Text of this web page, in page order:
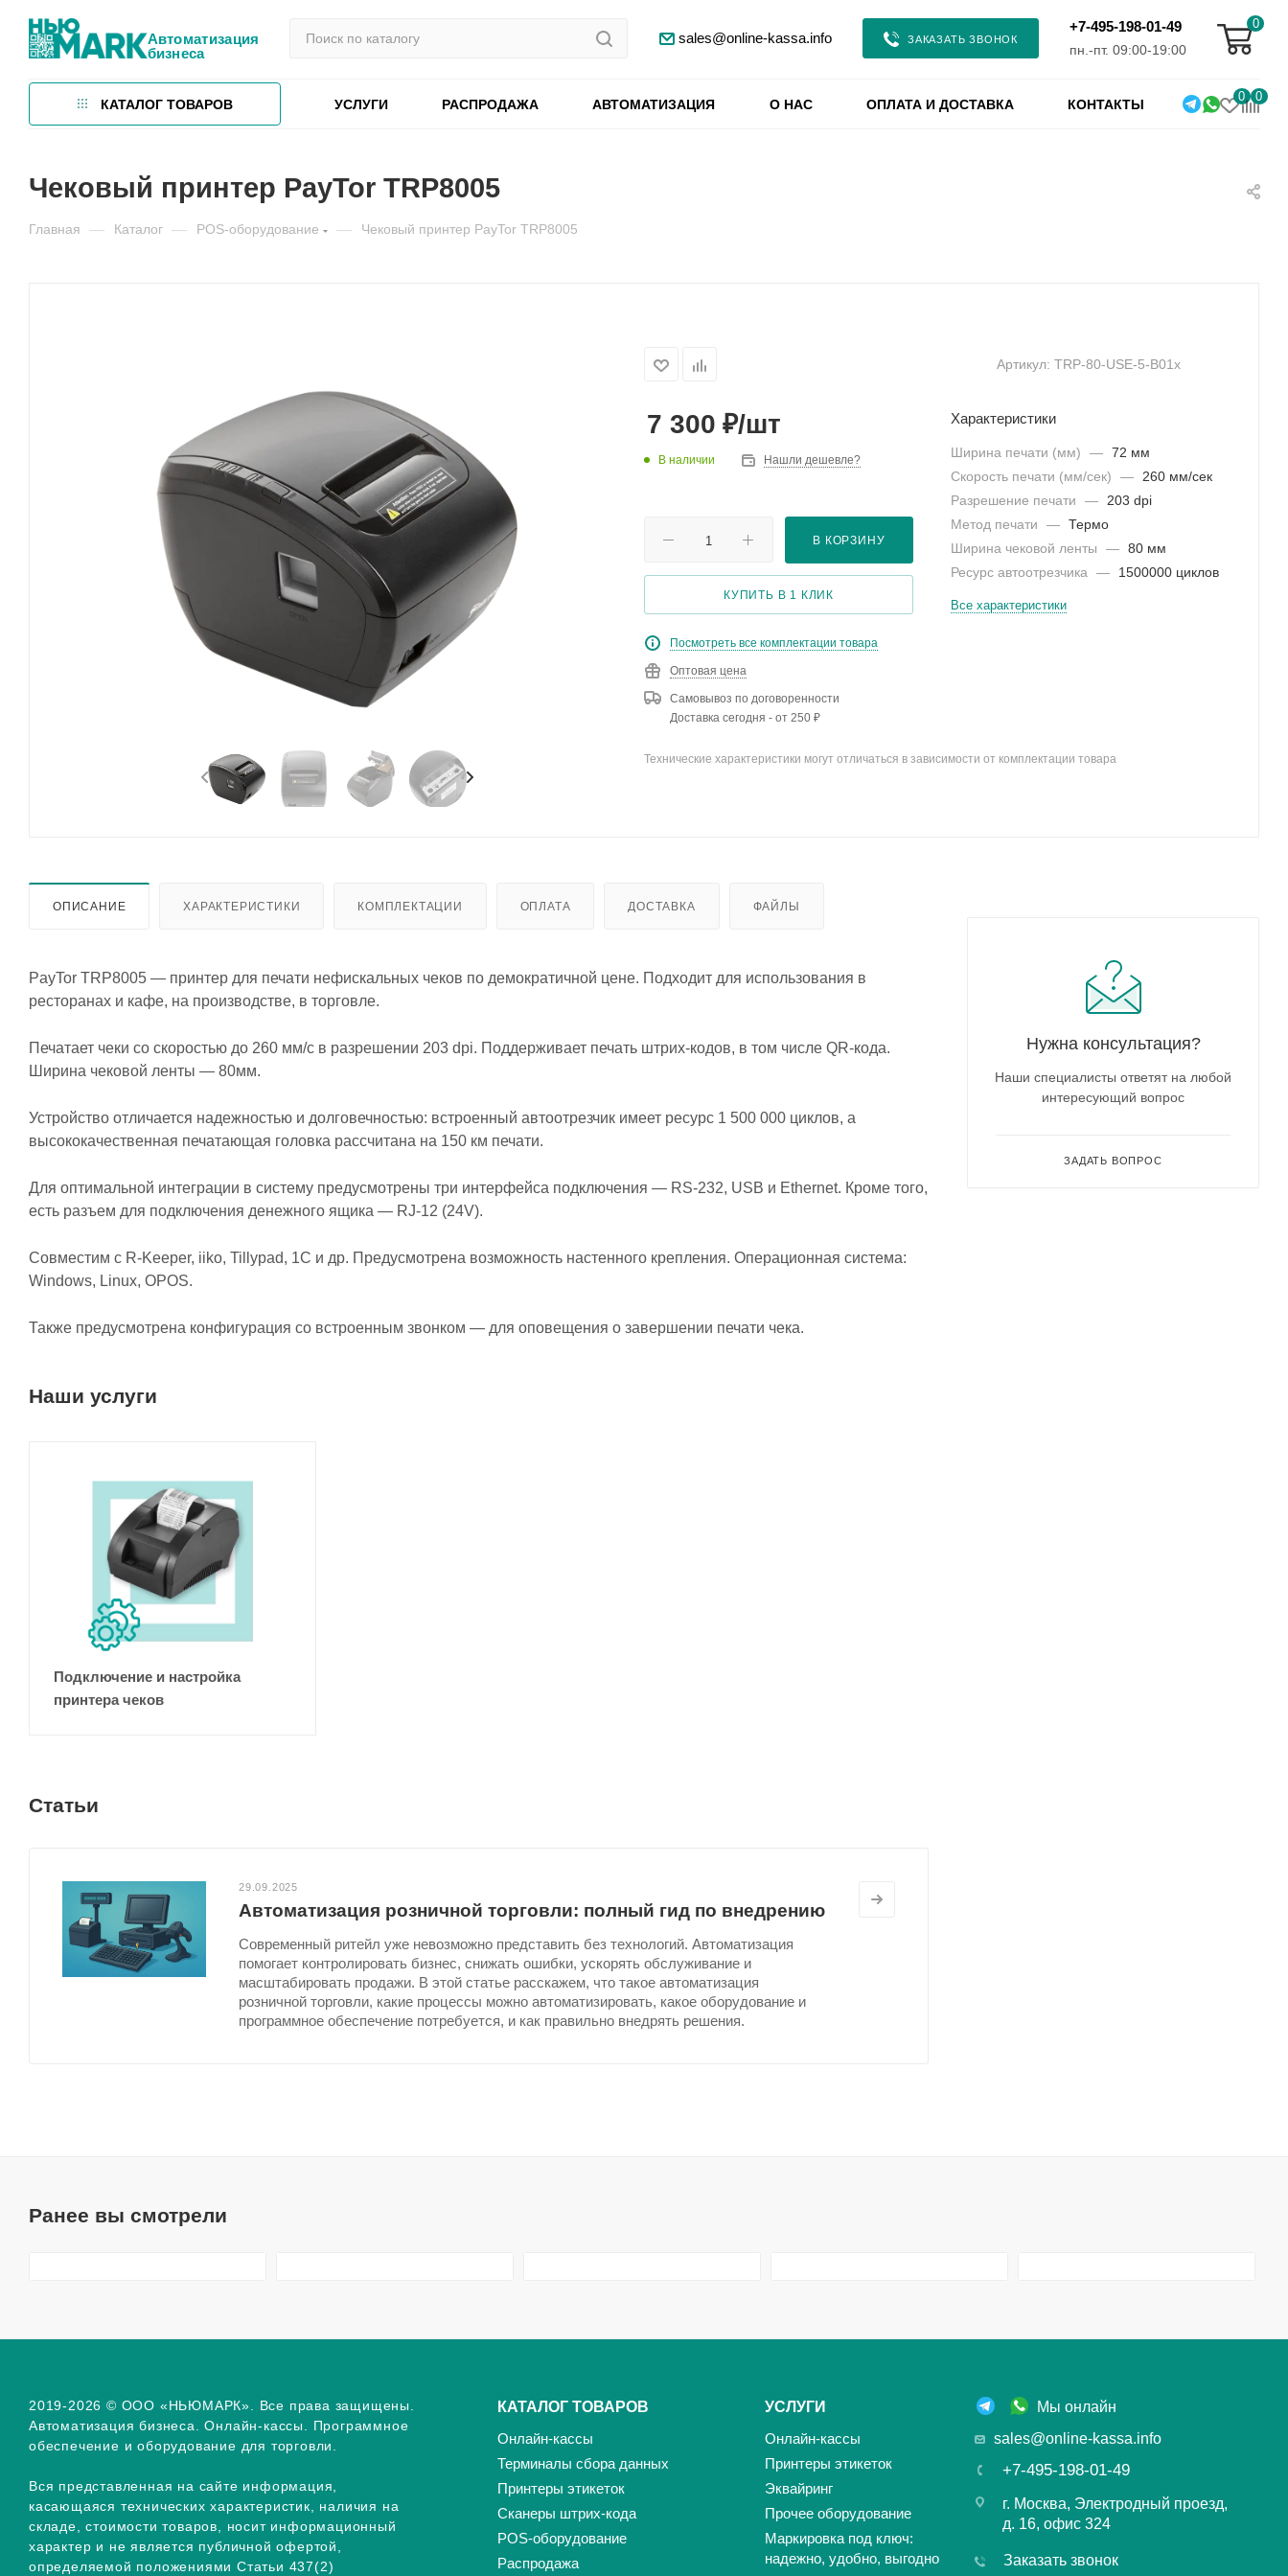
Автоматизация
бизнеса
sales@online-kassa.info ЗАКАЗАТЬ ЗВОНОК
+7-495-198-01-49
пн.-пт. 09:00-19:00
0
КАТАЛОГ ТОВАРОВ УСЛУГИ РАСПРОДАЖА АВТОМАТИЗАЦИЯ О НАС ОПЛАТА И ДОСТАВКА КОНТАКТЫ
0 0
Чековый принтер PayTor TRP8005
Главная — Каталог — POS-оборудование — Чековый принтер PayTor TRP8005
Артикул: TRP-80-USE-5-B01x
7 300 ₽/шт
В наличии Нашли дешевле?
В КОРЗИНУ
КУПИТЬ В 1 КЛИК
Посмотреть все комплектации товара
Оптовая цена
Самовывоз по договоренности
Доставка сегодня - от 250 ₽
Характеристики
Ширина печати (мм) — 72 мм
Скорость печати (мм/сек)
— 260 мм/сек
Разрешение печати
— 203 dpi
Метод печати
— Термо
Ширина чековой ленты
— 80 мм
Ресурс автоотрезчика — 1500000 циклов
Все характеристики
Технические характеристики могут отличаться в зависимости от комплектации товара
ОПИСАНИЕ ХАРАКТЕРИСТИКИ КОМПЛЕКТАЦИИ ОПЛАТА ДОСТАВКА ФАЙЛЫ
PayTor TRP8005 — принтер для печати нефискальных чеков по демократичной цене. Подходит для использования в
ресторанах и кафе, на производстве, в торговле.
Печатает чеки со скоростью до 260 мм/с в разрешении 203 dpi. Поддерживает печать штрих-кодов, в том числе QR-кода.
Ширина чековой ленты — 80мм.
Устройство отличается надежностью и долговечностью: встроенный автоотрезчик имеет ресурс 1 500 000 циклов, а
высококачественная печатающая головка рассчитана на 150 км печати.
Для оптимальной интеграции в систему предусмотрены три интерфейса подключения — RS-232, USB и Ethernet. Кроме того,
есть разъем для подключения денежного ящика — RJ-12 (24V).
Совместим с R-Keeper, iiko, Tillypad, 1C и др. Предусмотрена возможность настенного крепления. Операционная система:
Windows, Linux, OPOS.
Также предусмотрена конфигурация со встроенным звонком — для оповещения о завершении печати чека.
Наши услуги
Подключение и настройка
принтера чеков
Статьи
29.09.2025
Автоматизация розничной торговли: полный гид по внедрению
Современный ритейл уже невозможно представить без технологий. Автоматизация
помогает контролировать бизнес, снижать ошибки, ускорять обслуживание и
масштабировать продажи. В этой статье расскажем, что такое автоматизация
розничной торговли, какие процессы можно автоматизировать, какое оборудование и
программное обеспечение потребуется, и как правильно внедрять решения.
Нужна консультация?
Наши специалисты ответят на любой
интересующий вопрос
ЗАДАТЬ ВОПРОС
Ранее вы смотрели
2019-2026 © ООО «НЬЮМАРК». Все права защищены.
Автоматизация бизнеса. Онлайн-кассы. Программное
обеспечение и оборудование для торговли.
Вся представленная на сайте информация,
касающаяся технических характеристик, наличия на
складе, стоимости товаров, носит информационный
характер и не является публичной офертой,
определяемой положениями Статьи 437(2)
КАТАЛОГ ТОВАРОВ
Онлайн-кассы
Терминалы сбора данных
Принтеры этикеток
Сканеры штрих-кода
POS-оборудование
Распродажа
УСЛУГИ
Онлайн-кассы
Принтеры этикеток
Эквайринг
Прочее оборудование
Маркировка под ключ:
надежно, удобно, выгодно
Мы онлайн
sales@online-kassa.info
+7-495-198-01-49
г. Москва, Электродный проезд,
д. 16, офис 324
Заказать звонок